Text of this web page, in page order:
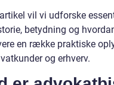
vil vi udforske
betydning og
en række praktiske
og erhverv.